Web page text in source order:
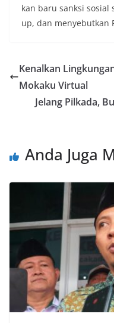
kan baru sanksi sosial
up, dan menyebutkan
Kenalkan
Mokaku Virtual
Jelang Pilkada,
Anda Juga